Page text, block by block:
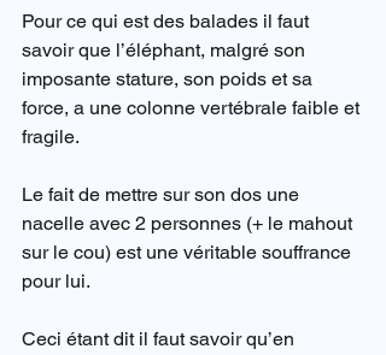
Pour ce qui est des balades il faut
savoir que l’éléphant, malgré son
imposante stature, son poids et sa
force, a une colonne vertébrale faible et
fragile.
Le fait de mettre sur son dos une
nacelle avec 2 personnes (+ le mahout
sur le cou) est une véritable souffrance
pour lui.
Ceci étant dit il faut savoir qu’en